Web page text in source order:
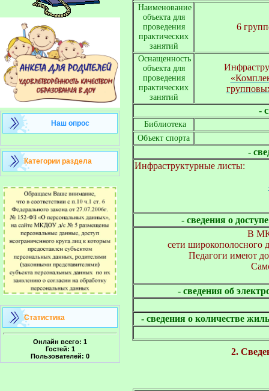
Наш опрос
Категории раздела
Статистика
Онлайн всего: 1
Гостей: 1
Пользователей: 0
Наименование
объекта для
проведения
практических
занятий
6
Оснащенность
объекта для
проведения
практических
занятий
-
Библиотека
Объект спорта
-
Инфраструктурные листы:
- сведения о
В
сети широкополосного
Педагоги имеют
- сведения об
- сведения о количестве
2.